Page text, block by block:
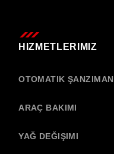
HIZMETLERIMIZ
OTOMATIK ŞANZIMAN
ARAÇ BAKIMI
YAĞ DEĞIŞIMI